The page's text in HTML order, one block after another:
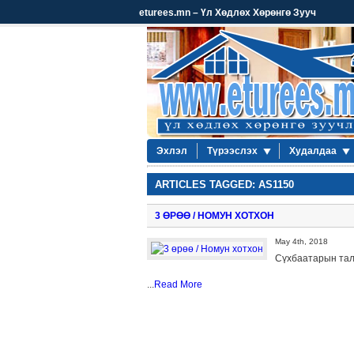
eturees.mn – Үл Хөдлөх Хөрөнгө Зууч
Эхлэл Түрээслэх Худалдаа
ARTICLES TAGGED: AS1150
3 ӨРӨӨ / НОМУН ХОТХОН
May 4th, 2018
Сүхбаатарын
...Read More